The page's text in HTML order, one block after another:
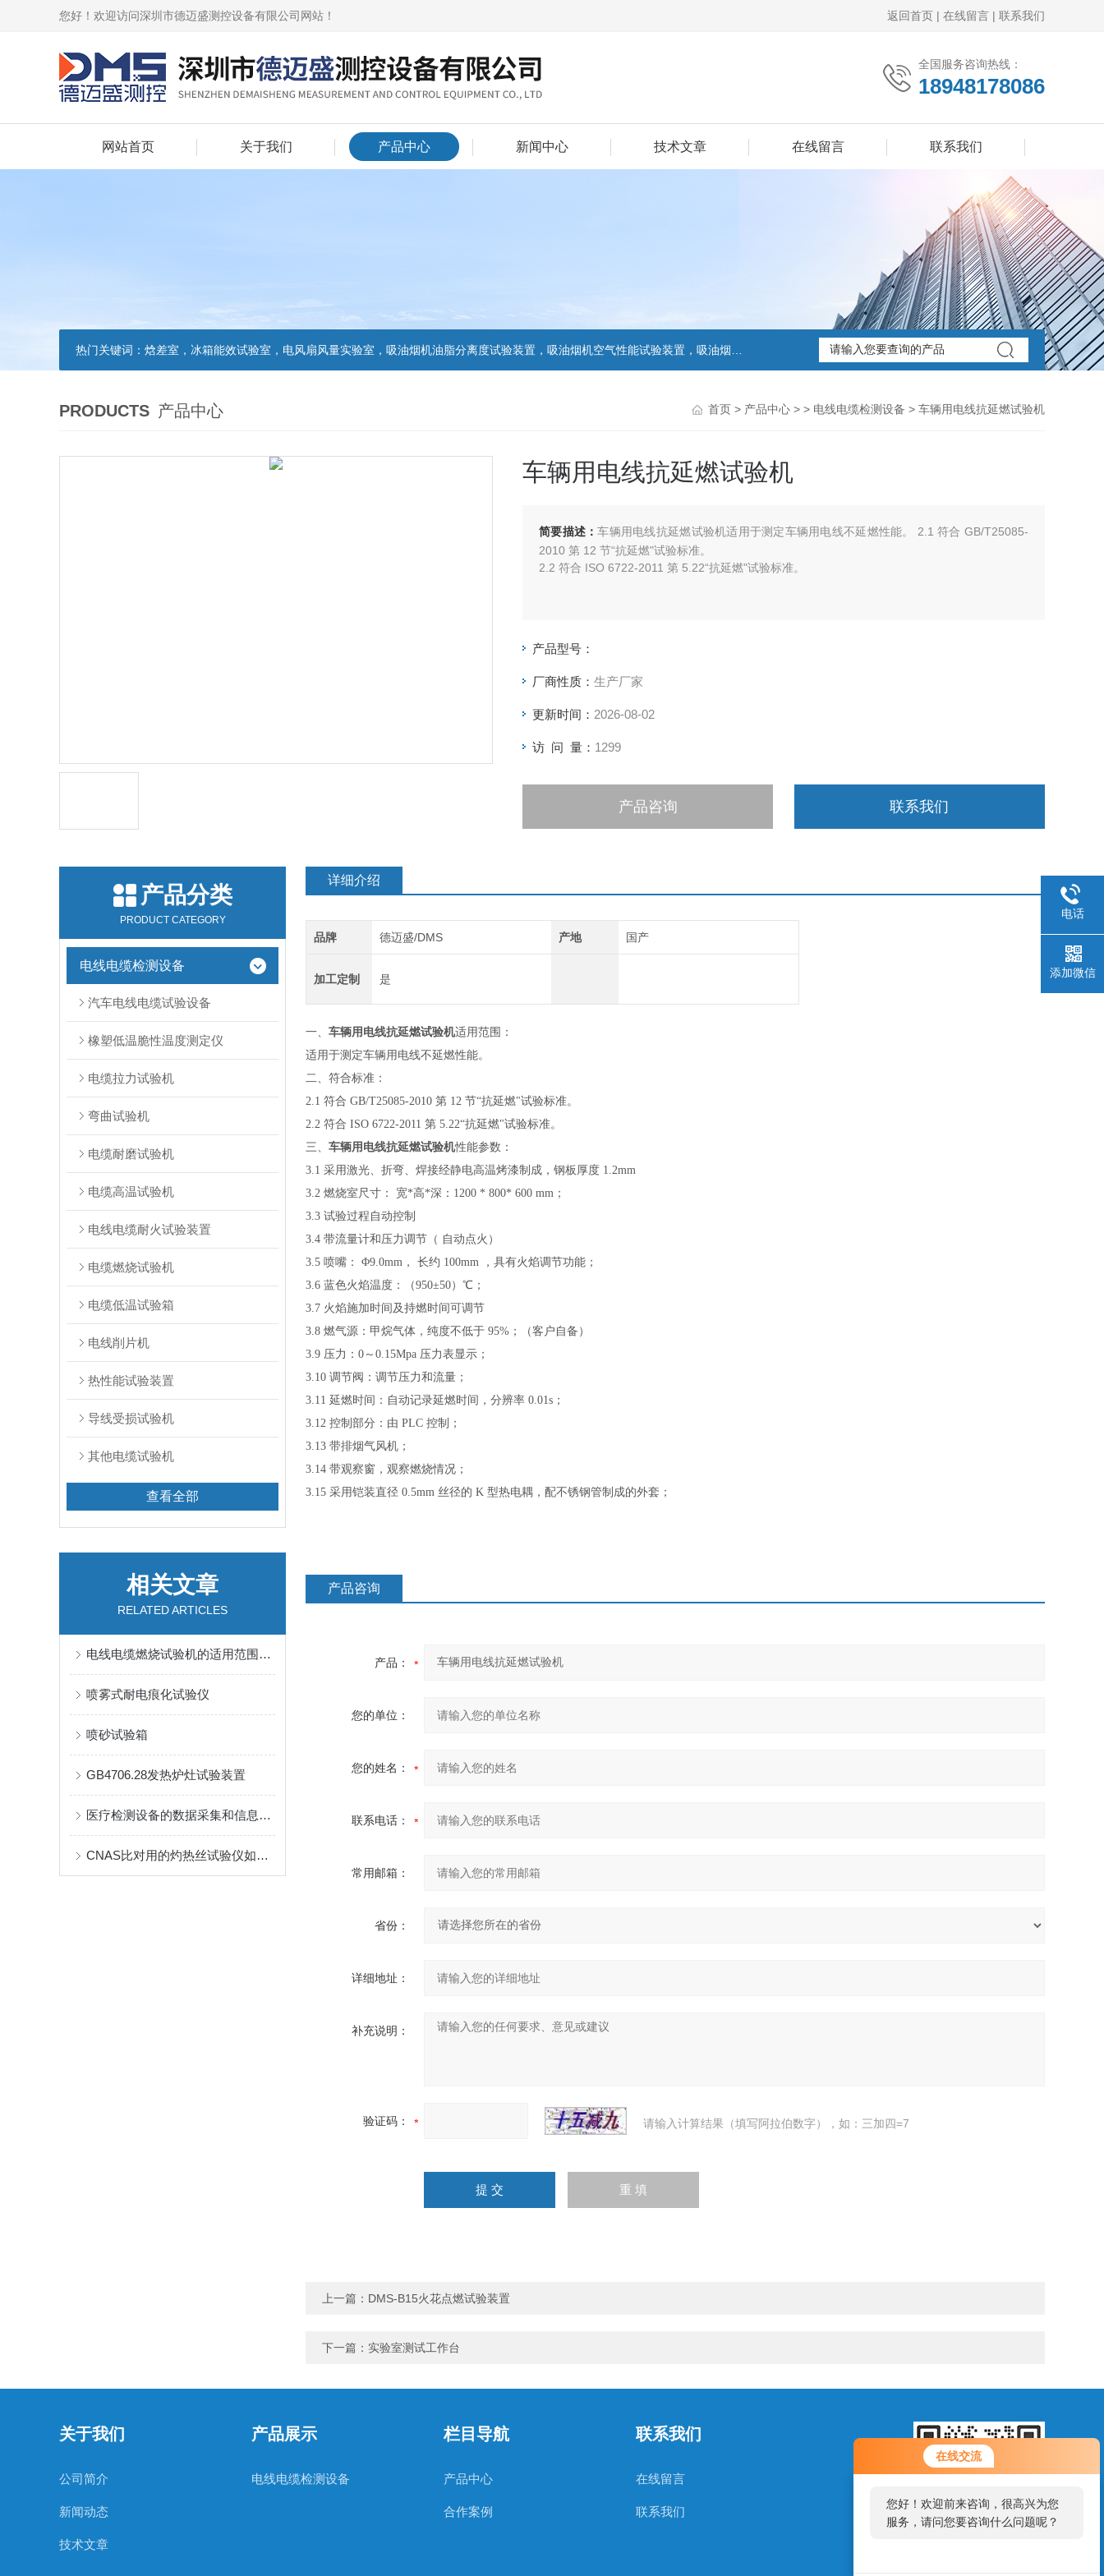
在线交流
您好！欢迎前来咨询，很高兴为您
服务，请问您要咨询什么问题呢？
您好！欢迎访问深圳市德迈盛测控设备有限公司网站！ 返回首页 | 在线留言 | 联系我们
全国服务咨询热线：
18948178086
网站首页 关于我们 产品中心 新闻中心 技术文章 在线留言 联系我们
热门关键词： 焓差室，冰箱能效试验室，电风扇风量实验室，吸油烟机油脂分离度试验装置，吸油烟机空气性能试验装置，吸油烟机气味降低度试验装置，电池挤压试验机，电池短路试验机,电池重物冲击试验机,电池自由跌落试验机,电池燃烧试验机,电池洗涤试验机,电池挤压试验机
PRODUCTS 产品中心 首页 > 产品中心 > > 电线电缆检测设备 > 车辆用电线抗延燃试验机
车辆用电线抗延燃试验机
简要描述：车辆用电线抗延燃试验机适用于测定车辆用电线不延燃性能。 2.1 符合 GB/T25085-
2010 第 12 节“抗延燃"试验标准。
2.2 符合 ISO 6722-2011 第 5.22“抗延燃"试验标准。
产品型号：
厂商性质： 生产厂家
更新时间： 2026-08-02
访 问 量： 1299
产品咨询 联系我们
产品分类
PRODUCT CATEGORY
电线电缆检测设备
汽车电线电缆试验设备
橡塑低温脆性温度测定仪
电缆拉力试验机
弯曲试验机
电缆耐磨试验机
电缆高温试验机
电线电缆耐火试验装置
电缆燃烧试验机
电缆低温试验箱
电线削片机
热性能试验装置
导线受损试验机
其他电缆试验机
查看全部
相关文章
RELATED ARTICLES
电线电缆燃烧试验机的适用范围及对应标准有哪些？
喷雾式耐电痕化试验仪
喷砂试验箱
GB4706.28发热炉灶试验装置
医疗检测设备的数据采集和信息处理技术探索
CNAS比对用的灼热丝试验仪如何选择
详细介绍
品牌 德迈盛/DMS 产地 国产
加工定制 是
一、 车辆用电线抗延燃试验机适用范围：
适用于测定车辆用电线不延燃性能。
二、符合标准：
2.1 符合 GB/T25085-2010 第 12 节“抗延燃"试验标准。
2.2 符合 ISO 6722-2011 第 5.22“抗延燃"试验标准。
三、 车辆用电线抗延燃试验机性能参数：
3.1 采用激光、折弯、焊接经静电高温烤漆制成，钢板厚度 1.2mm
3.2 燃烧室尺寸： 宽*高*深：1200 * 800* 600 mm；
3.3 试验过程自动控制
3.4 带流量计和压力调节（ 自动点火）
3.5 喷嘴： Φ9.0mm， 长约 100mm ，具有火焰调节功能；
3.6 蓝色火焰温度：（950±50）℃；
3.7 火焰施加时间及持燃时间可调节
3.8 燃气源：甲烷气体，纯度不低于 95%；（客户自备）
3.9 压力：0～0.15Mpa 压力表显示；
3.10 调节阀：调节压力和流量；
3.11 延燃时间：自动记录延燃时间，分辨率 0.01s；
3.12 控制部分：由 PLC 控制；
3.13 带排烟气风机；
3.14 带观察窗，观察燃烧情况；
3.15 采用铠装直径 0.5mm 丝径的 K 型热电耦，配不锈钢管制成的外套；
产品咨询
产品：
您的单位：
您的姓名：
联系电话：
常用邮箱：
省份：
详细地址：
补充说明：
验证码： 请输入计算结果（填写阿拉伯数字），如：三加四=7
上一篇： DMS-B15火花点燃试验装置
下一篇： 实验室测试工作台
关于我们
公司简介
新闻动态
技术文章
产品展示
电线电缆检测设备
栏目导航
产品中心
合作案例
联系我们
在线留言
联系我们
电话
添加微信